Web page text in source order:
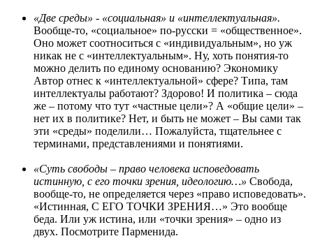
«Две среды» - «социальная» и «интеллектуальная».
Вообще-то, «социальное» по-русски = «общественное».
Оно может соотноситься с «индивидуальным», но уж
никак не с «интеллектуальным». Ну, хоть понятия-то
можно делить по единому основанию? Экономику
Автор отнес к «интеллектуальной» сфере? Типа, там
интеллектуалы работают? Здорово! И политика – сюда
же – потому что тут «частные цели»? А «общие цели» –
нет их в политике? Нет, и быть не может – Вы сами так
эти «среды» поделили… Пожалуйста, тщательнее с
терминами, представлениями и понятиями.
«Суть свободы – право человека исповедовать
истинную, с его точки зрения, идеологию…» Свобода,
вообще-то, не определяется через «право исповедовать».
«Истинная, С ЕГО ТОЧКИ ЗРЕНИЯ…» Это вообще
беда. Или уж истина, или «точки зрения» – одно из
двух. Посмотрите Парменида.